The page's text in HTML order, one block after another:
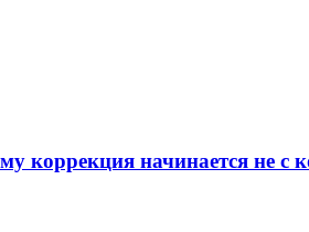
коррекция начинается не с